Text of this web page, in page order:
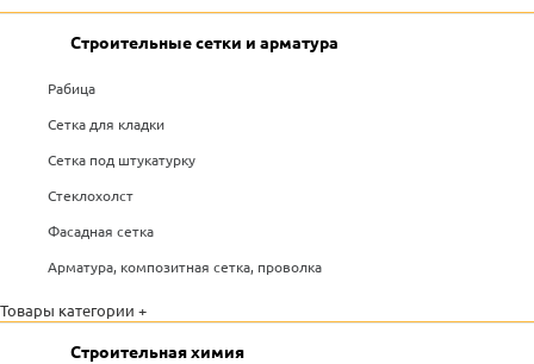
Строительные сетки и арматура
Рабица
Сетка для кладки
Сетка под штукатурку
Стеклохолст
Фасадная сетка
Арматура, композитная сетка, проволка
Товары категории +
Строительная химия